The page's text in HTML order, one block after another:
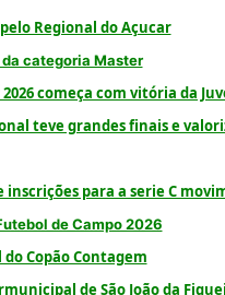
Regional do Açucar
categoria Master
começa com vitória da
teve grandes finais e
para a serie C
de Campo 2026
Copão Contagem
de São João da